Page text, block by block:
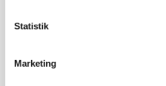
Statistik
Marketing